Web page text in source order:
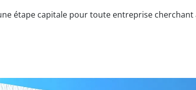
étape capitale pour toute entreprise cherchant